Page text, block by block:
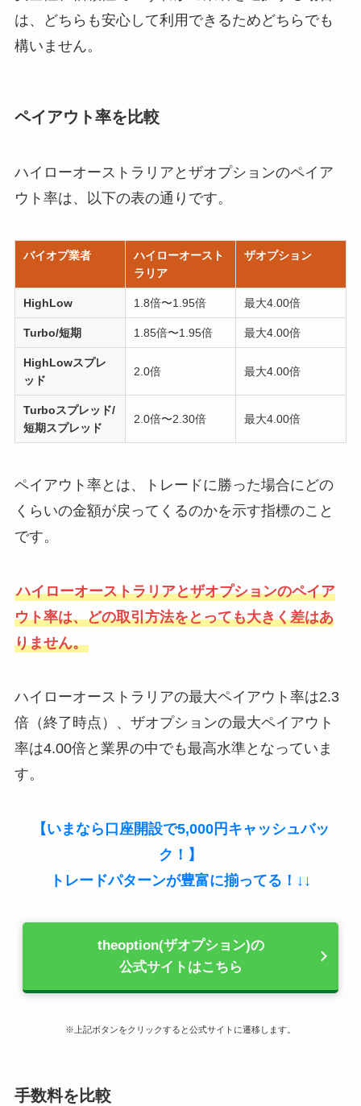
は、どちらも安心して利用できるためどちらでも
構いません。
ペイアウト率を比較
ハイローオーストラリアとザオプションのペイア
ウト率は、以下の表の通りです。
バイオプ業者
ハイローオースト
ラリア
ザオプション
HighLow 1.8倍〜1.95倍 最大4.00倍
Turbo/短期 1.85倍〜1.95倍 最大4.00倍
HighLowスプレ
ッド
2.0倍 最大4.00倍
Turboスプレッド/
短期スプレッド
2.0倍〜2.30倍 最大4.00倍
ペイアウト率とは、トレードに勝った場合にどの
くらいの金額が戻ってくるのかを示す指標のこと
です。
ハイローオーストラリアとザオプションのペイア
ウト率は、どの取引方法をとっても大きく差はあ
りません。
ハイローオーストラリアの最大ペイアウト率は2.3
倍（終了時点）、ザオプションの最大ペイアウト
率は4.00倍と業界の中でも最高水準となっていま
す。
【いまなら口座開設で5,000円キャッシュバッ
ク！】
トレードパターンが豊富に揃ってる！↓↓
theoption(ザオプション)の
公式サイトはこちら
※上記ボタンをクリックすると公式サイトに遷移します。
手数料を比較